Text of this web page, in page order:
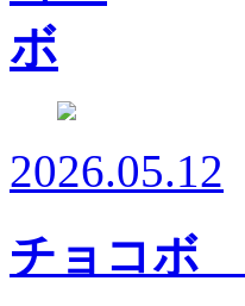
2026.05.12
チョコボ